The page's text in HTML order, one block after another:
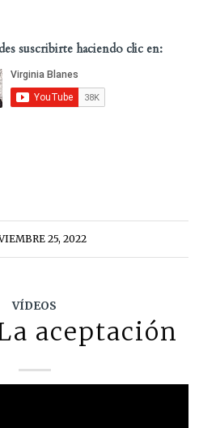
suscribirte haciendo clic en:
25, 2022
VÍDEOS
aceptación